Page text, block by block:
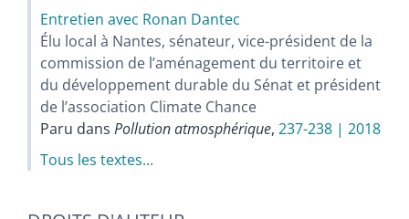
Entretien avec Ronan Dantec
Élu local à Nantes, sénateur, vice-président de la
commission de l’aménagement du territoire et
du développement durable du Sénat et président
de l’association Climate Chance
Paru dans Pollution atmosphérique, 237-238 | 2018
Tous les textes...